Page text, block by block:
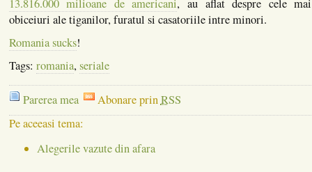
13.816.000 milioane de americani, au aflat despre cele mai
obiceiuri ale tiganilor, furatul si casatoriile intre minori.
Romania sucks!
Tags: romania,seriale
Parerea mea Abonare prinRSS
Pe aceeasi tema:
Alegerile vazute din afara